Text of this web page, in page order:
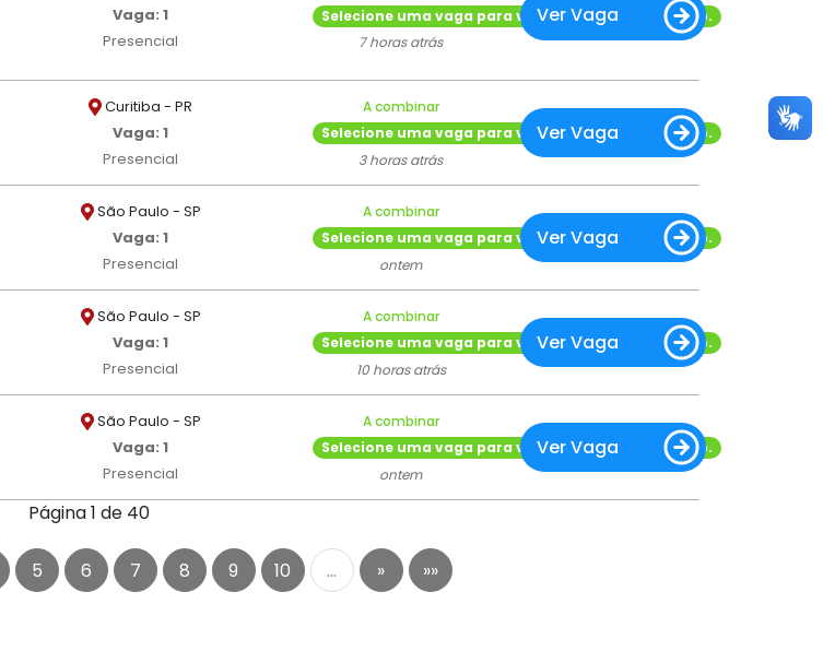
Vaga: 1
Presencial
Selecione uma vaga para ver o tipo de contratação.
7 horas atrás
Ver Vaga
Curitiba - PR
Vaga: 1
Presencial
A combinar
Selecione uma vaga para ver o tipo de contratação.
3 horas atrás
Ver Vaga
São Paulo - SP
Vaga: 1
Presencial
A combinar
Selecione uma vaga para ver o tipo de contratação.
ontem
Ver Vaga
São Paulo - SP
Vaga: 1
Presencial
A combinar
Selecione uma vaga para ver o tipo de contratação.
10 horas atrás
Ver Vaga
São Paulo - SP
Vaga: 1
Presencial
A combinar
Selecione uma vaga para ver o tipo de contratação.
ontem
Ver Vaga
Página 1 de 40
5 6 7 8 9 10 … » »»